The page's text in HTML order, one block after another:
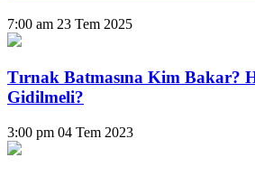
7:00 am 23 Tem 2025
Tırnak Batmasına Kim Bakar?
Gidilmeli?
3:00 pm 04 Tem 2023